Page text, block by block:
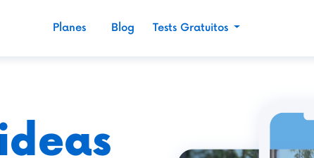
Planes Blog Tests Gratuitos